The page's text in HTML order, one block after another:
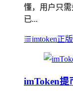
懂，用户只需
已...
imtoken正
imToken提